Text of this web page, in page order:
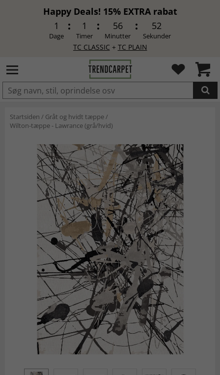
Happy Deals! 15% EXTRA rabat
1
Dage
1
Timer
56
Minutter
51
Sekunder
TC CLASSIC + TC PLAIN
LAGT I INDKØBSKURVEN.
Startsiden / Gråt og hvidt tæppe/
Wilton-tæppe - Lawrance (grå/hvid)